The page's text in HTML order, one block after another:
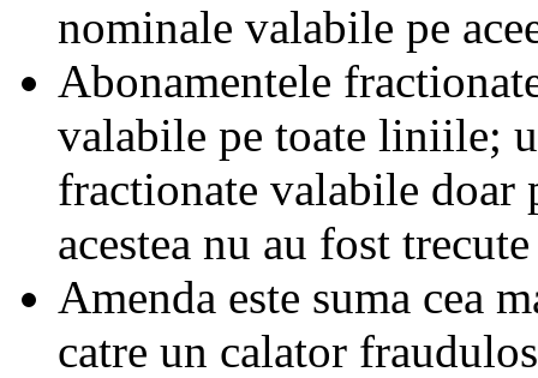
nominale valabile pe
Abonamentele
valabile pe toate liniile;
fractionate valabile doar
acestea nu au fost
Amenda este suma cea
catre un calator